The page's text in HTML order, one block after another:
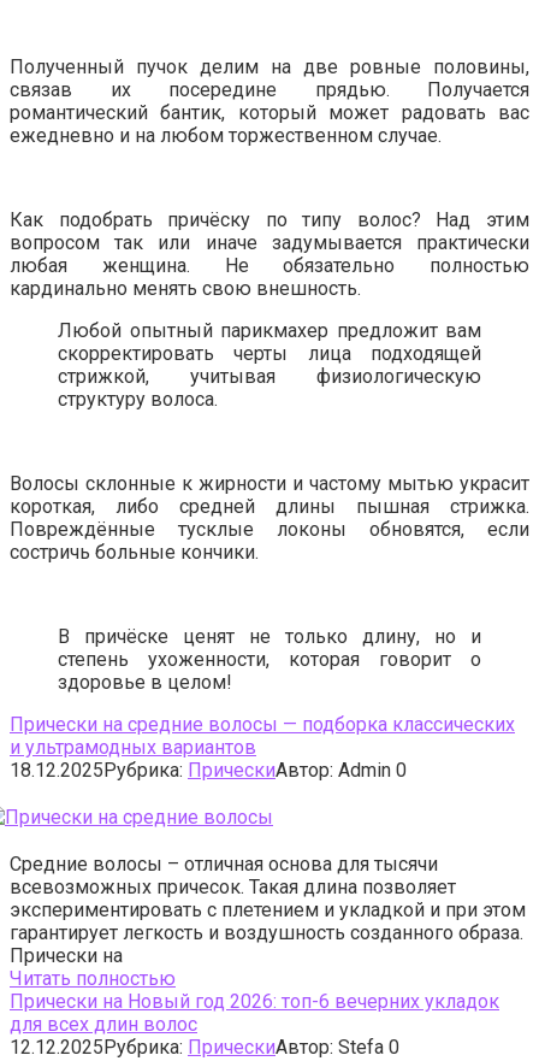
Полученный пучок делим на две ровные половины,
связав их посередине прядью. Получается
романтический бантик, который может радовать вас
ежедневно и на любом торжественном случае.
Как подобрать причёску по типу волос? Над этим
вопросом так или иначе задумывается практически
любая женщина. Не обязательно полностью
кардинально менять свою внешность.
Любой опытный парикмахер предложит вам
скорректировать черты лица подходящей
стрижкой, учитывая физиологическую
структуру волоса.
Волосы склонные к жирности и частому мытью украсит
короткая, либо средней длины пышная стрижка.
Повреждённые тусклые локоны обновятся, если
состричь больные кончики.
В причёске ценят не только длину, но и
степень ухоженности, которая говорит о
здоровье в целом!
Прически на средние волосы — подборка классических
и ультрамодных вариантов
18.12.2025 Рубрика: ПрическиАвтор: Admin 0
Средние волосы – отличная основа для тысячи
всевозможных причесок. Такая длина позволяет
экспериментировать с плетением и укладкой и при этом
гарантирует легкость и воздушность созданного образа.
Прически на
Читать полностью
Прически на Новый год 2026: топ-6 вечерних укладок
для всех длин волос
12.12.2025 Рубрика: ПрическиАвтор: Stefa 0